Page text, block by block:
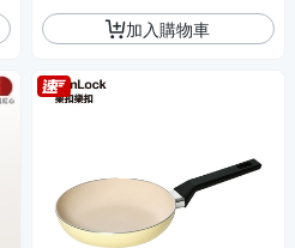
加入購物車